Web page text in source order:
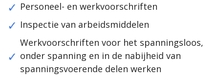
Personeel- en werkvoorschriften
Inspectie van arbeidsmiddelen
Werkvoorschriften voor het spanningsloos,
onder spanning en in de nabijheid van
spanningsvoerende delen werken